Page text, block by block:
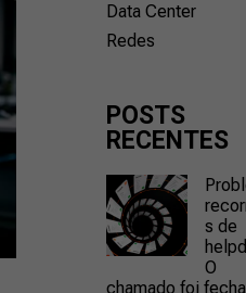
Data Center
Redes
POSTS
RECENTES
s de
O
chamado foi